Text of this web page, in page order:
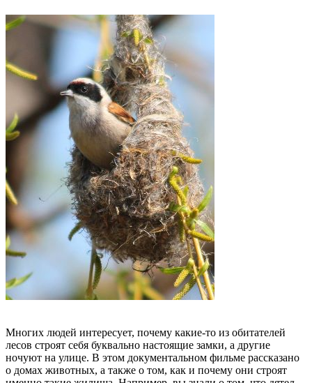
Многих людей интересует, почему какие-то из обитателей
лесов строят себя буквально настоящие замки, а другие
ночуют на улице. В этом документальном фильме рассказано
о домах животных, а также о том, как и почему они строят